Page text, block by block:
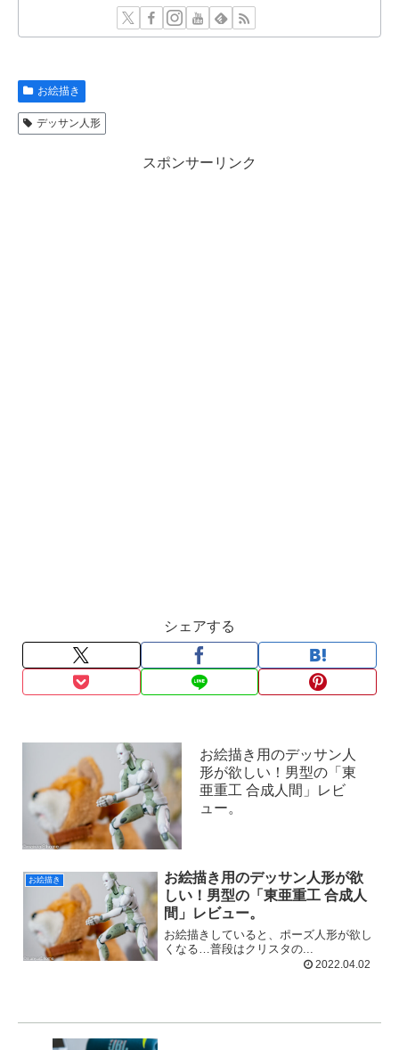
お絵描き
デッサン人形
スポンサーリンク
シェアする
お絵描き用のデッサン人
形が欲しい！男型の「東
亜重工 合成人間」レビ
ュー。
お絵描き
お絵描き用のデッサン人形が欲
しい！男型の「東亜重工 合成人
間」レビュー。
お絵描きしていると、ポーズ人形が欲し
くなる…普段はクリスタの...
2022.04.02